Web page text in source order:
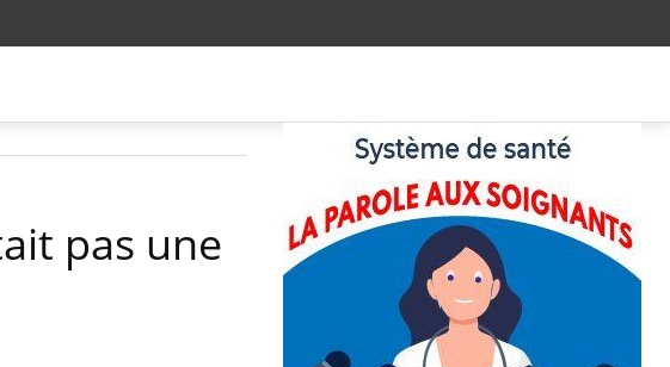
pas une